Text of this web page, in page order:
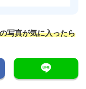
写真が気に入ったら